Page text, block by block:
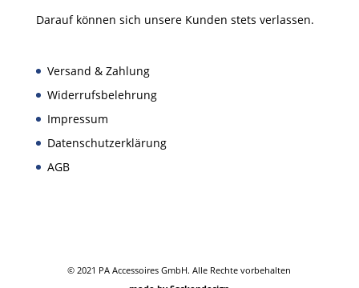
Darauf können sich unsere Kunden stets verlassen.
Versand & Zahlung
Widerrufsbelehrung
Impressum
Datenschutzerklärung
AGB
© 2021 PA Accessoires GmbH. Alle Rechte vorbehalten